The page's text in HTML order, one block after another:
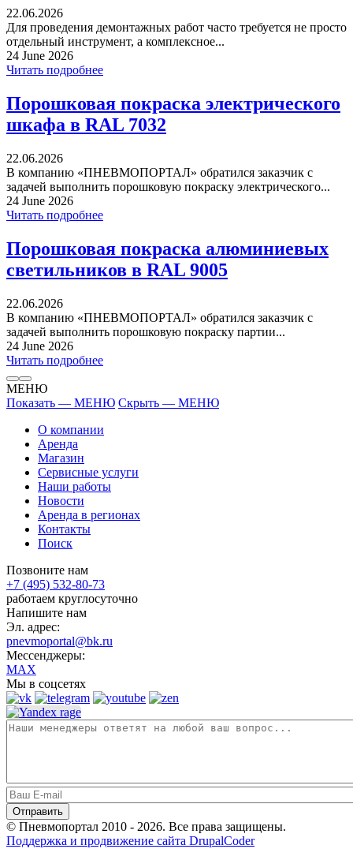
22.06.2026
Для проведения демонтажных работ часто требуется не просто
отдельный инструмент, а комплексное...
24 June 2026
Читать подробнее
Порошковая покраска электрического
шкафа в RAL 7032
22.06.2026
В компанию «ПНЕВМОПОРТАЛ» обратился заказчик с
задачей выполнить порошковую покраску электрического...
24 June 2026
Читать подробнее
Порошковая покраска алюминиевых
светильников в RAL 9005
22.06.2026
В компанию «ПНЕВМОПОРТАЛ» обратился заказчик с
задачей выполнить порошковую покраску партии...
24 June 2026
Читать подробнее
МЕНЮ
Показать — МЕНЮ Скрыть — МЕНЮ
О компании
Аренда
Магазин
Сервисные услуги
Наши работы
Новости
Аренда в регионах
Контакты
Поиск
Позвоните нам
+7 (495) 532-80-73
работаем круглосуточно
Напишите нам
Эл. адрес:
pnevmoportal@bk.ru
Мессенджеры:
MAX
Мы в соцсетях
© Пневмопортал 2010 - 2026. Все права защищены.
Поддержка и продвижение сайта DrupalCoder